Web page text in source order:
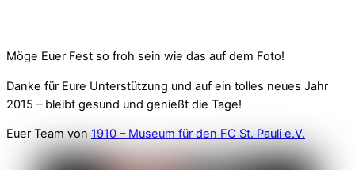
Möge Euer Fest so froh sein wie das auf dem Foto!
Danke für Eure Unterstützung und auf ein tolles neues Jahr
2015 – bleibt gesund und genießt die Tage!
Euer Team von 1910 – Museum für den FC St. Pauli e.V.